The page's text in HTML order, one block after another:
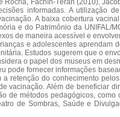
Fachín-Téran (2010),
informadas. A
A baixa cobertura
e do Patrimônio da
de maneira acessível e
e adolescentes
Estudos sugerem que o
o papel dos museus em
pode fornecer informações
retenção do conhecimento
vacinação. Além de
de métodos pedagógicos,
de Sombras, Saúde e